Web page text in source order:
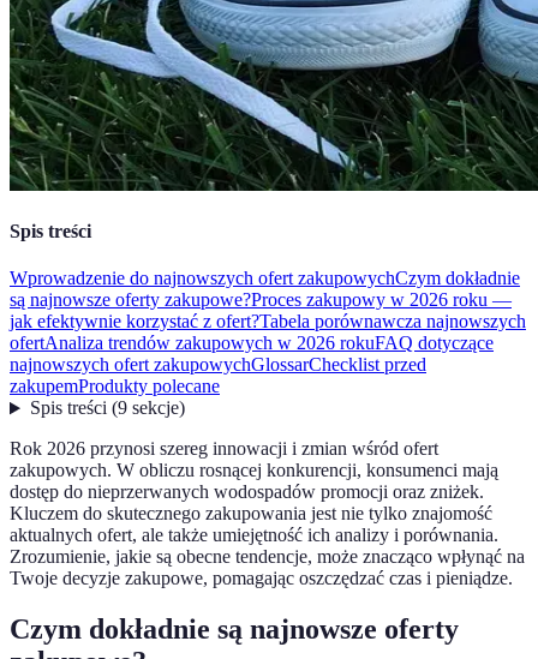
Spis treści
Wprowadzenie do najnowszych ofert zakupowychCzym dokładnie
są najnowsze oferty zakupowe?Proces zakupowy w 2026 roku —
jak efektywnie korzystać z ofert?Tabela porównawcza najnowszych
ofertAnaliza trendów zakupowych w 2026 rokuFAQ dotyczące
najnowszych ofert zakupowychGlossarChecklist przed
zakupemProdukty polecane
Spis treści(9 sekcje)
Rok 2026 przynosi szereg innowacji i zmian wśród ofert
zakupowych. W obliczu rosnącej konkurencji, konsumenci mają
dostęp do nieprzerwanych wodospadów promocji oraz zniżek.
Kluczem do skutecznego zakupowania jest nie tylko znajomość
aktualnych ofert, ale także umiejętność ich analizy i porównania.
Zrozumienie, jakie są obecne tendencje, może znacząco wpłynąć na
Twoje decyzje zakupowe, pomagając oszczędzać czas i pieniądze.
Czym dokładnie są najnowsze oferty